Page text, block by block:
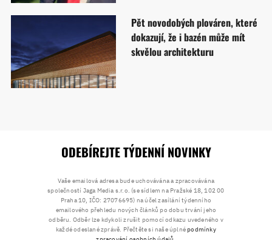
Pět novodobých plováren, které
dokazují, že i bazén může mít
skvělou architekturu
ODEBÍREJTE TÝDENNÍ NOVINKY
Vaše emailová adresa bude uchovávána a zpracovávána
společností Jaga Media s.r.o. (se sídlem na Pražské 18, 102 00
Praha 10, IČO: 27076695) na účel zasílání týdenního
emailového přehledu nových článků po dobu trvání jeho
odběru. Odběr lze kdykoli zrušit pomocí odkazu uvedeného v
každé odeslané zprávě. Přečtěte si naše úplnépodmínky